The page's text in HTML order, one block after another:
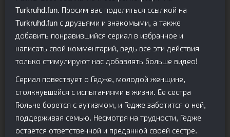
Turkruhd.fun. Просим вас поделиться ссылкой на
Turkruhd.fun с друзьями и знакомыми, а также
добавить понравившийся сериал в избранное и
написать свой комментарий, ведь все эти действия
только стимулируют нас добавлять больше видео!
Сериал повествует о Гедже, молодой женщине,
столкнувшейся с испытаниями в жизни. Ее сестра
Гюльче борется с аутизмом, и Гедже заботится о ней,
поддерживая семью. Несмотря на трудности, Гедже
остается ответственной и преданной своей сестре.